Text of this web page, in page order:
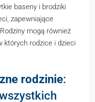
baseny i brodziki
zapewniające
mogą również
których rodzice i dzieci
rodzinie: